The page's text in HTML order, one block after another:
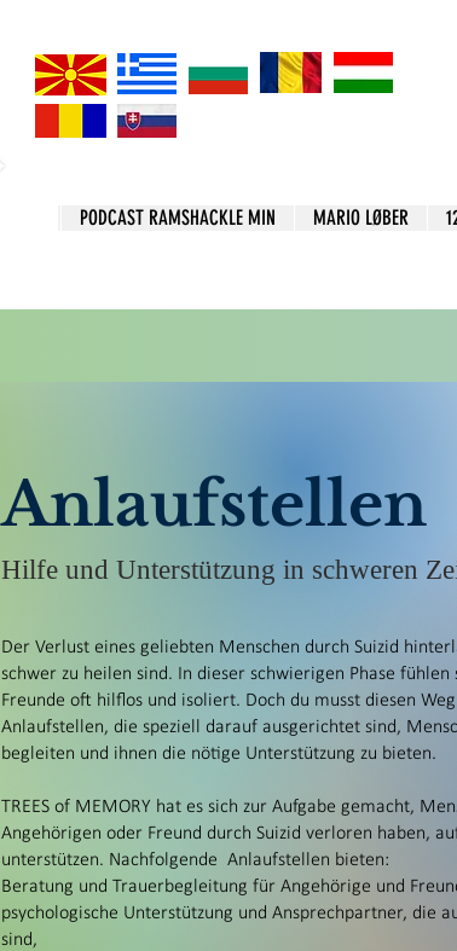
PODCAST RAMSHACKLE MIN MARIO LØBER
Anlaufstellen
Hilfe und Unterstützung in schweren
Der Verlust eines geliebten Menschen durch Suizid
schwer zu heilen sind. In dieser schwierigen Phase
Freunde oft hilflos und isoliert. Doch du musst diesen
Anlaufstellen, die speziell darauf ausgerichtet sind,
begleiten und ihnen die nötige Unterstützung zu bieten.
TREES of MEMORY hat es sich zur Aufgabe gemacht,
Angehörigen oder Freund durch Suizid verloren haben,
unterstützen. Nachfolgende Anlaufstellen bieten:
Beratung und Trauerbegleitung für Angehörige und
psychologische Unterstützung und Ansprechpartner, die
sind,